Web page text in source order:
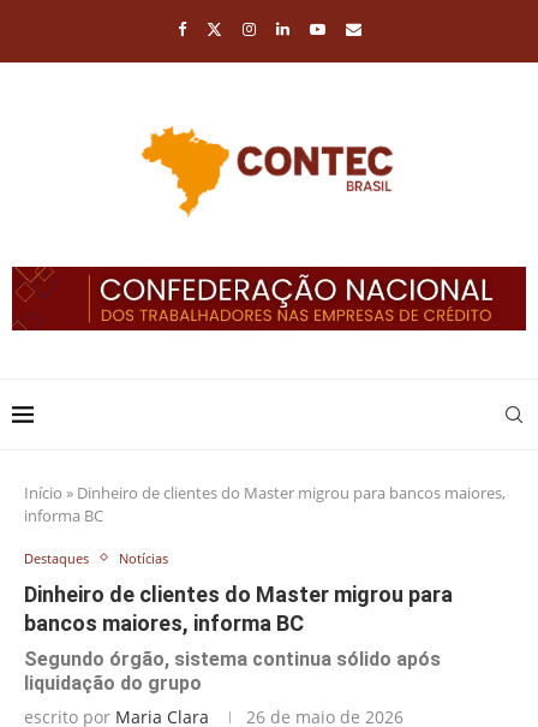
Início » Dinheiro de clientes do Master migrou para bancos maiores,
informa BC
Destaques Notícias
Dinheiro de clientes do Master migrou para
bancos maiores, informa BC
Segundo órgão, sistema continua sólido após
liquidação do grupo
escrito por Maria Clara 26 de maio de 2026